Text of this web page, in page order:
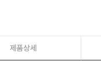
제품상세